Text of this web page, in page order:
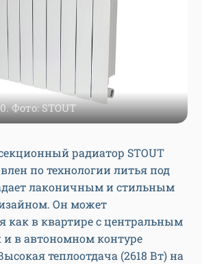
Фото: STOUT
радиатор STOUT
по технологии литья под
лаконичным и стильным
Он может
как в квартире с центральным
и в автономном контуре
теплоотдача (2618 Вт) на